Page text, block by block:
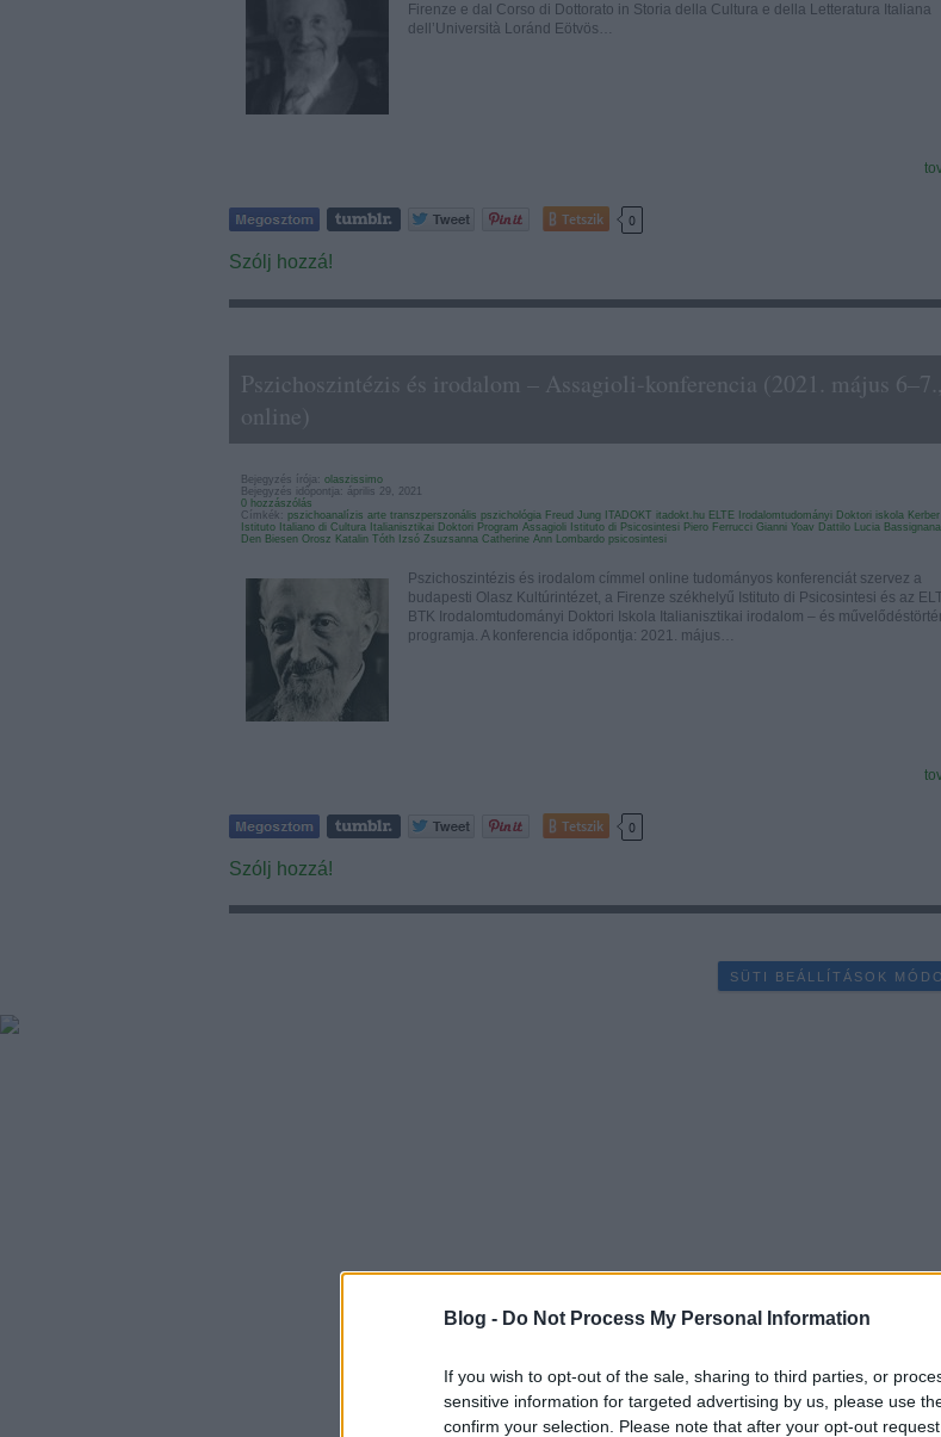
Blog - Do Not Process My Personal Information
If you wish to opt-out of the sale, sharing to third parties, or
sensitive information for targeted advertising by us, please use
confirm your selection. Please note that after your opt-out
Firenze e dal Corso di Dottorato in Storia della Cultura e della Letteratura Italiana
dell’Università Loránd Eötvös…
Tetszik 0
Szólj hozzá!
Pszichoszintézis és irodalom – Assagioli-konferencia (2021. május 6–7.,
online)
Bejegyzés írója: olaszissimo
Bejegyzés időpontja: április 29, 2021
0 hozzászólás
Címkék: pszichoanalízis arte transzperszonális pszichológia Freud Jung ITADOKT itadokt.hu ELTE Irodalomtudományi Doktori iskola
Istituto Italiano di Cultura
Italianisztikai Doktori Program Assagioli Istituto di Psicosintesi Piero Ferrucci Gianni Yoav Dattilo Lucia Bassignana
Den Biesen Orosz Katalin Tóth Izsó Zsuzsanna Catherine Ann Lombardo psicosintesi
Pszichoszintézis és irodalom címmel online tudományos konferenciát szervez a
budapesti Olasz Kultúrintézet, a Firenze székhelyű Istituto di Psicosintesi és az
BTK Irodalomtudományi Doktori Iskola Italianisztikai irodalom – és
programja. A konferencia időpontja: 2021. május…
Tetszik 0
Szólj hozzá!
SÜTI BEÁLLÍTÁSOK